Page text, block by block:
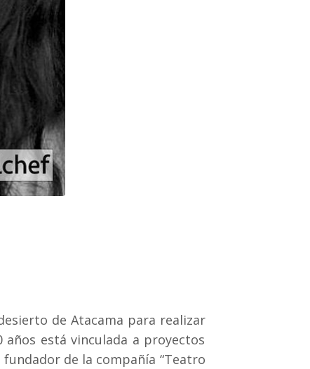
de Atacama para realizar
años está vinculada a proyectos
de la compañía “Teatro